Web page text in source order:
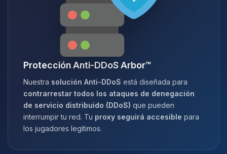
Protección Anti-DDoS Arbor™
Nuestra solución Anti-DDoS está diseñada para
contrarrestar todos los ataques de denegación
de servicio distribuido (DDoS) que pueden
interrumpir tu red. Tu proxy seguirá accesible para
los jugadores legítimos.